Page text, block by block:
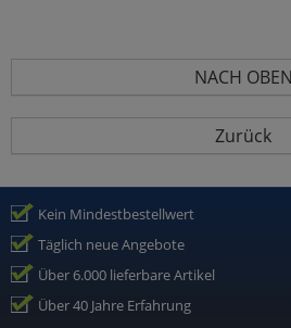
NACH OBEN
Zurück
Kein Mindestbestellwert
Täglich neue Angebote
Über 6.000 lieferbare Artikel
Über 40 Jahre Erfahrung